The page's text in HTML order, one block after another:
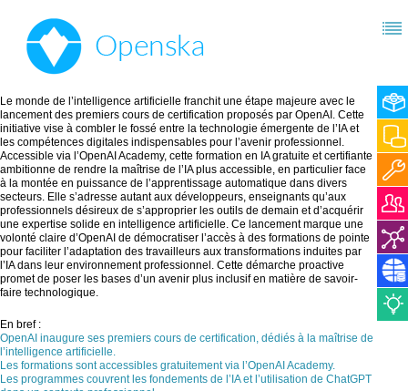
Le monde de l’intelligence artificielle franchit une étape majeure avec le
lancement des premiers cours de certification proposés par OpenAI. Cette
initiative vise à combler le fossé entre la technologie émergente de l’IA et
les compétences digitales indispensables pour l’avenir professionnel.
Accessible via l’OpenAI Academy, cette formation en IA gratuite et certifiante
ambitionne de rendre la maîtrise de l’IA plus accessible, en particulier face
à la montée en puissance de l’apprentissage automatique dans divers
secteurs. Elle s’adresse autant aux développeurs, enseignants qu’aux
professionnels désireux de s’approprier les outils de demain et d’acquérir
une expertise solide en intelligence artificielle. Ce lancement marque une
volonté claire d’OpenAI de démocratiser l’accès à des formations de pointe
pour faciliter l’adaptation des travailleurs aux transformations induites par
l’IA dans leur environnement professionnel. Cette démarche proactive
promet de poser les bases d’un avenir plus inclusif en matière de savoir-
faire technologique.
En bref :
OpenAI inaugure ses premiers cours de certification, dédiés à la maîtrise de
l’intelligence artificielle.
Les formations sont accessibles gratuitement via l’OpenAI Academy.
Les programmes couvrent les fondements de l’IA et l’utilisation de ChatGPT